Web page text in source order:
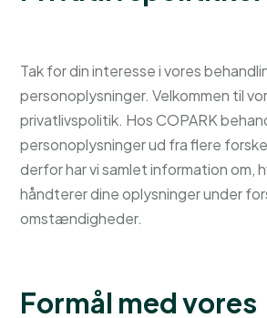
Tak for din interesse i vores
personoplysninger. Velkommen til
privatlivspolitik. Hos COPARK
personoplysninger ud fra flere
derfor har vi samlet information om,
håndterer dine oplysninger under
omstændigheder.
Formål med vores